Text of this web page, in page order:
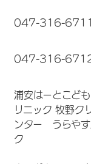
047-316-6711
047-316-
浦安はーとこど
リニック 牧野ク
ンター うらやす
ク